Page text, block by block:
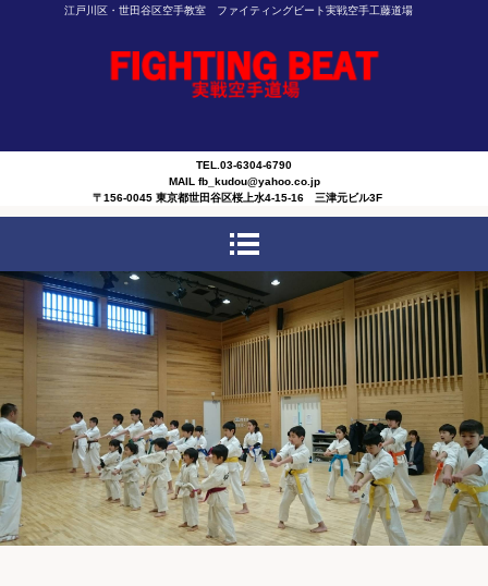
江戸川区・世田谷区空手教室 ファイティングビート実戦空手工藤道場
TEL.03-6304-6790
MAIL fb_kudou@yahoo.co.jp
〒156-0045 東京都世田谷区桜上水4-15-16 三津元ビル3F